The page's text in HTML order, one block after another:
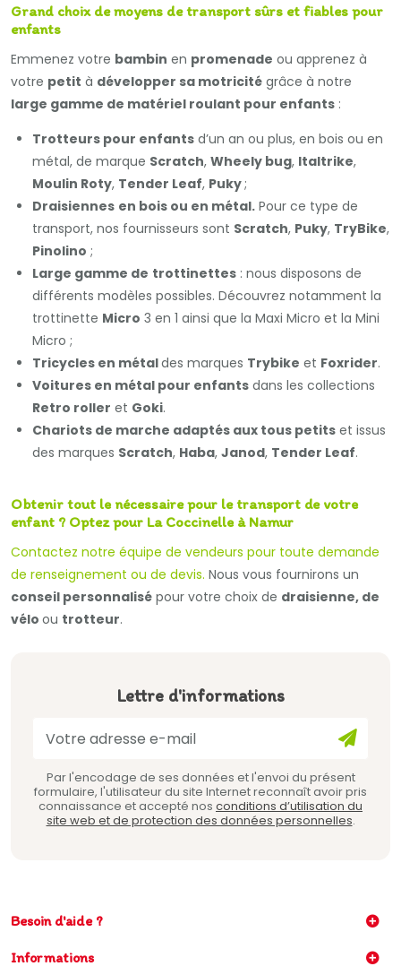
Grand choix de moyens de transport sûrs et fiables pour
enfants
Emmenez votre bambin en promenade ou apprenez à
votre petit à développer sa motricité grâce à notre
large gamme de matériel roulant pour enfants :
Trotteurs pour enfants d’un an ou plus, en bois ou en
métal, de marque Scratch, Wheely bug, Italtrike,
Moulin Roty, Tender Leaf, Puky;
Draisiennes en bois ou en métal. Pour ce type de
transport, nos fournisseurs sont Scratch, Puky, TryBike,
Pinolino ;
Large gamme de trottinettes : nous disposons de
différents modèles possibles. Découvrez notamment la
trottinette Micro 3 en 1 ainsi que la Maxi Micro et la Mini
Micro ;
Tricycles en métaldes marques Trybike et Foxrider.
Voitures en métal pour enfants dans les collections
Retro roller et Goki.
Chariots de marche adaptés aux tous petits et issus
des marques Scratch, Haba, Janod, Tender Leaf.
Obtenir tout le nécessaire pour le transport de votre
enfant ? Optez pour La Coccinelle à Namur
Contactez notre équipe de vendeurs pour toute demande
de renseignement ou de devis. Nous vous fournirons un
conseil personnalisé pour votre choix de draisienne, de
vélo ou trotteur.
Lettre d'informations
Par l'encodage de ses données et l'envoi du présent
formulaire, l'utilisateur du site Internet reconnaît avoir pris
connaissance et accepté nos conditions d’utilisation du
site web et de protection des données personnelles.
Besoin d'aide ?
Informations